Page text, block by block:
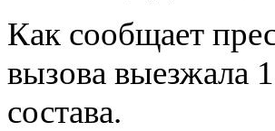
Как сообщает
вызова выезжала
состава.